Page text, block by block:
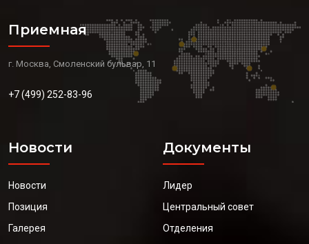
Приемная
г. Москва, Смоленский бульвар, 11
+7 (499) 252-83-96
Новости
Новости
Позиция
Галерея
Документы
Лидер
Центральный совет
Отделения